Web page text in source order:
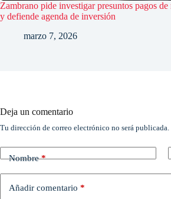
Zambrano pide investigar presuntos pagos de
y defiende agenda de inversión
marzo 7, 2026
Deja un comentario
Tu dirección de correo electrónico no será publicada.
Nombre*
Añadir comentario *